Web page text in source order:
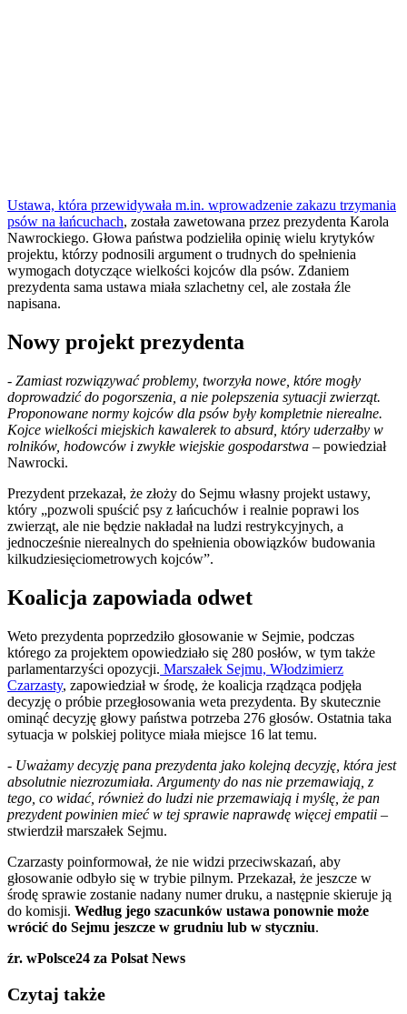
Ustawa, która przewidywała m.in. wprowadzenie zakazu trzymania
psów na łańcuchach, została zawetowana przez prezydenta Karola
Nawrockiego. Głowa państwa podzieliła opinię wielu krytyków
projektu, którzy podnosili argument o trudnych do spełnienia
wymogach dotyczące wielkości kojców dla psów. Zdaniem
prezydenta sama ustawa miała szlachetny cel, ale została źle
napisana.
Nowy projekt prezydenta
- Zamiast rozwiązywać problemy, tworzyła nowe, które mogły
doprowadzić do pogorszenia, a nie polepszenia sytuacji zwierząt.
Proponowane normy kojców dla psów były kompletnie nierealne.
Kojce wielkości miejskich kawalerek to absurd, który uderzałby w
rolników, hodowców i zwykłe wiejskie gospodarstwa – powiedział
Nawrocki.
Prezydent przekazał, że złoży do Sejmu własny projekt ustawy,
który „pozwoli spuścić psy z łańcuchów i realnie poprawi los
zwierząt, ale nie będzie nakładał na ludzi restrykcyjnych, a
jednocześnie nierealnych do spełnienia obowiązków budowania
kilkudziesięciometrowych kojców”.
Koalicja zapowiada odwet
Weto prezydenta poprzedziło głosowanie w Sejmie, podczas
którego za projektem opowiedziało się 280 posłów, w tym także
parlamentarzyści opozycji. Marszałek Sejmu, Włodzimierz
Czarzasty, zapowiedział w środę, że koalicja rządząca podjęła
decyzję o próbie przegłosowania weta prezydenta. By skutecznie
ominąć decyzję głowy państwa potrzeba 276 głosów. Ostatnia taka
sytuacja w polskiej polityce miała miejsce 16 lat temu.
- Uważamy decyzję pana prezydenta jako kolejną decyzję, która jest
absolutnie niezrozumiała. Argumenty do nas nie przemawiają, z
tego, co widać, również do ludzi nie przemawiają i myślę, że pan
prezydent powinien mieć w tej sprawie naprawdę więcej empatii –
stwierdził marszałek Sejmu.
Czarzasty poinformował, że nie widzi przeciwskazań, aby
głosowanie odbyło się w trybie pilnym. Przekazał, że jeszcze w
środę sprawie zostanie nadany numer druku, a następnie skieruje ją
do komisji. Według jego szacunków ustawa ponownie może
wrócić do Sejmu jeszcze w grudniu lub w styczniu.
źr. wPolsce24 za Polsat News
Czytaj także